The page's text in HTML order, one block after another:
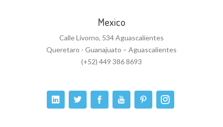
Mexico
Calle Livorno, 534 Aguascalientes
Queretaro - Guanajuato – Aguascalientes
(+52) 449 386 8693